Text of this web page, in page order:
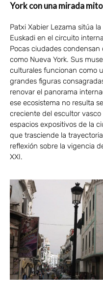
York con una mirada
Patxi Xabier Lezama sitúa
Euskadi en el circuito
Pocas ciudades
como Nueva York. Sus
culturales funcionan como
grandes figuras
renovar el panorama
ese ecosistema no resulta
creciente del escultor
espacios expositivos de la
que trasciende la
reflexión sobre la vigencia
XXI.